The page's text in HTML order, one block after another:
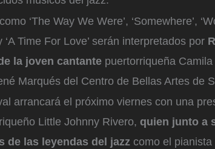
‘The Way We Were’, ‘Somewhere’,
‘A Time For Love’ serán interpretados por
la joven cantante puertorriqueña
Marqués del Centro de Bellas Artes de
arrancará el próximo viernes con una
Little Johnny Rivero, quien junto a
de las leyendas del jazz como el